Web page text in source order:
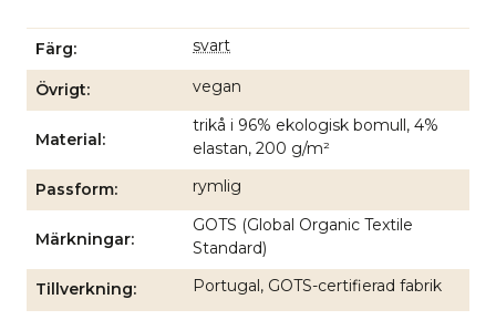
Färg svart
Övrigt vegan
Material
trikå i 96% ekologisk bomull, 4%
elastan, 200 g/m²
Passform rymlig
Märkningar
GOTS (Global Organic Textile
Standard)
Tillverkning Portugal, GOTS-certifierad fabrik